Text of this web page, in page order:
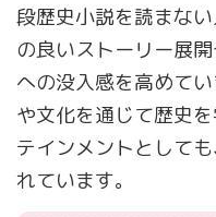
段歴史小説を読まな
の良いストーリー展
への没入感を高めて
や文化を通じて歴史
テインメントとして
れています。